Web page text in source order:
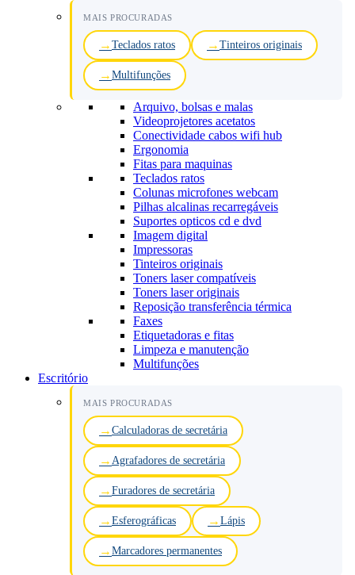
MAIS PROCURADAS
Teclados ratos Tinteiros originais
Multifunções
Arquivo, bolsas e malas
Videoprojetores acetatos
Conectividade cabos wifi hub
Ergonomia
Fitas para maquinas
Teclados ratos
Colunas microfones webcam
Pilhas alcalinas recarregáveis
Suportes opticos cd e dvd
Imagem digital
Impressoras
Tinteiros originais
Toners laser compatíveis
Toners laser originais
Reposição transferência térmica
Faxes
Etiquetadoras e fitas
Limpeza e manutenção
Multifunções
Escritório
MAIS PROCURADAS
Calculadoras de secretária
Agrafadores de secretária
Furadores de secretária
Esferográficas Lápis
Marcadores permanentes